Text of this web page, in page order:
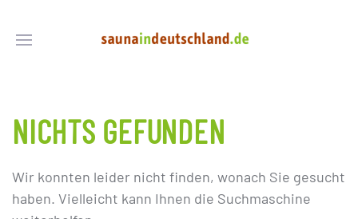
NICHTS GEFUNDEN
Wir konnten leider nicht finden, wonach Sie gesucht
haben. Vielleicht kann Ihnen die Suchmaschine